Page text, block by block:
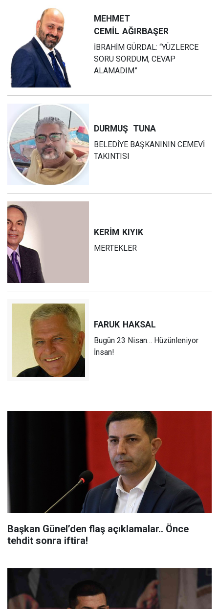
MEHMET
CEMİL AĞIRBAŞER
İBRAHİM GÜRDAL: “YÜZLERCE
SORU SORDUM, CEVAP
ALAMADIM”
DURMUŞ TUNA
BELEDİYE BAŞKANININ CEMEVİ
TAKINTISI
KERİM KIYIK
MERTEKLER
FARUK HAKSAL
Bugün 23 Nisan… Hüzünleniyor
İnsan!
Başkan Günel’den flaş açıklamalar.. Önce
tehdit sonra iftira!